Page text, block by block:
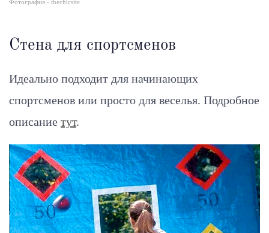
Фотография - thechicsite
Стена для спортсменов
Идеально подходит для начинающих
спортсменов или просто для веселья. Подробное
описание тут.